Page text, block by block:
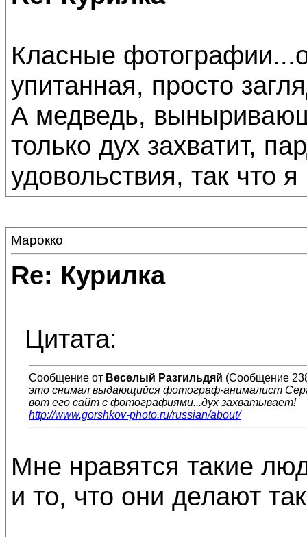
Класные
упитанная, просто
А медведь,
только дух захватит,
удовольствия, так что
Марокко
Re: Курилка
Цитата:
Сообщение от Веселый Разгильдяй (Сообщение
это снимал выдающийся фотограф-анималист
вот его сайт с фотографиями...дух захватывает!
http://www.gorshkov-photo.ru/russian/about/
Мне нравятся такие
и то, что они делают